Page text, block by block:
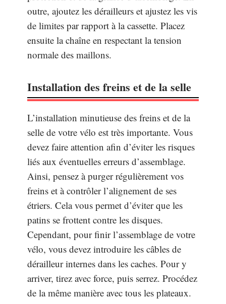
outre, ajoutez les dérailleurs et ajustez les vis
de limites par rapport à la cassette. Placez
ensuite la chaîne en respectant la tension
normale des maillons.
Installation des freins et de la selle
L’installation minutieuse des freins et de la
selle de votre vélo est très importante. Vous
devez faire attention afin d’éviter les risques
liés aux éventuelles erreurs d’assemblage.
Ainsi, pensez à purger régulièrement vos
freins et à contrôler l’alignement de ses
étriers. Cela vous permet d’éviter que les
patins se frottent contre les disques.
Cependant, pour finir l’assemblage de votre
vélo, vous devez introduire les câbles de
dérailleur internes dans les caches. Pour y
arriver, tirez avec force, puis serrez. Procédez
de la même manière avec tous les plateaux.